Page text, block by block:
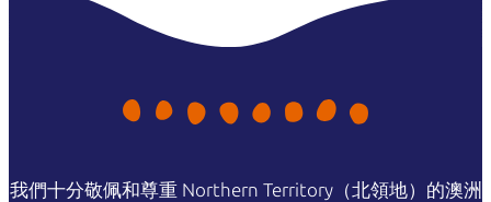
我們十分敬佩和尊重 Northern Territory（北領地）的澳洲